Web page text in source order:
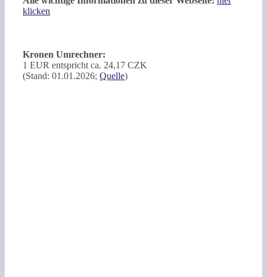
klicken
Kronen Umrechner:
1 EUR entspricht ca. 24,17 CZK
(Stand: 01.01.2026; Quelle)